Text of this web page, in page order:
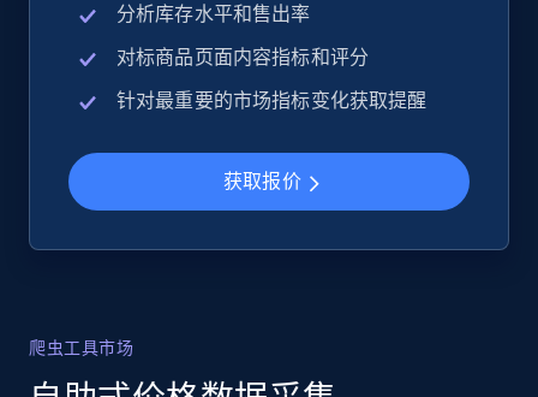
分析库存水平和售出率
对标商品页面内容指标和评分
针对最重要的市场指标变化获取提醒
获取报价
爬虫工具市场